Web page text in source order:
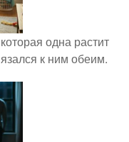
одна растит
к ним обеим.